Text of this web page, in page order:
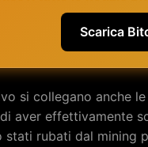
Scarica
si collegano anche
aver effettivamente
stati rubati dal mining